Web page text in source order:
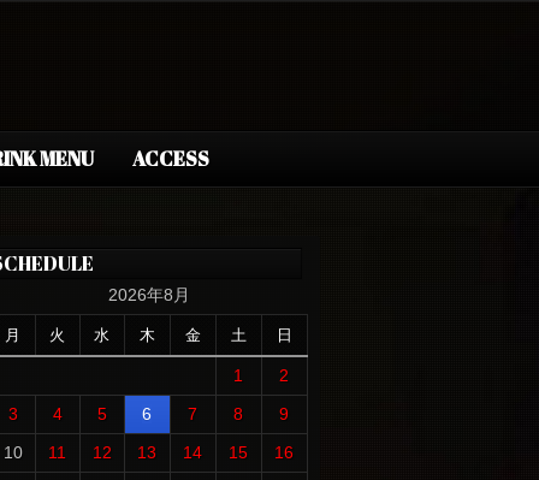
MENU ACCESS
2026年8月
月 火 水 木 金 土 日
1
2
3
4 5 6 7 8
9
10
11 12 13 14 15
16